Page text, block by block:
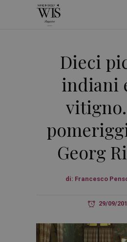
Dieci
indiani
Georg
di: Francesco
29/09/